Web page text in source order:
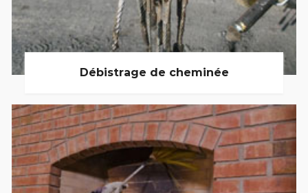
Débistrage de cheminée